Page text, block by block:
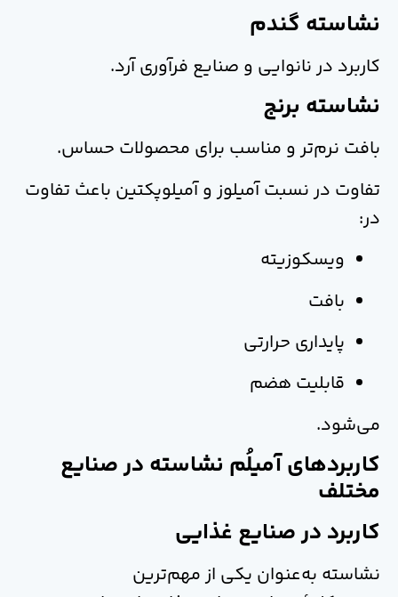
نشاسته گندم
کاربرد در نانوایی و صنایع فرآوری آرد.
نشاسته برنج
بافت نرم‌تر و مناسب برای محصولات حساس.
تفاوت در نسبت آمیلوز و آمیلوپکتین باعث تفاوت
در:
ویسکوزیته
بافت
پایداری حرارتی
قابلیت هضم
می‌شود.
کاربردهای آمیلُم نشاسته در صنایع
مختلف
کاربرد در صنایع غذایی
نشاسته به‌عنوان یکی از مهم‌ترین